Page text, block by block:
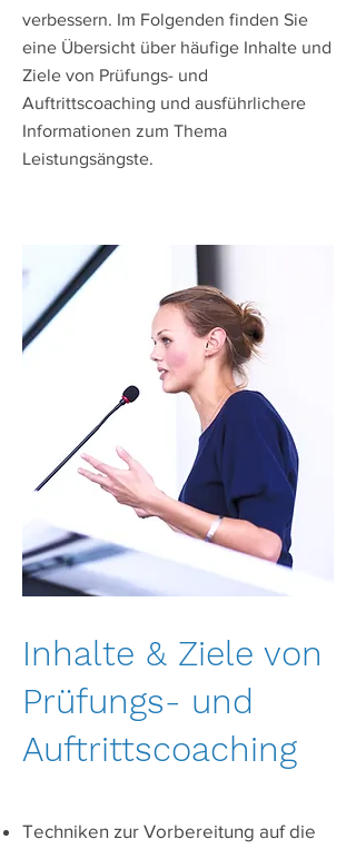
verbessern. Im Folgenden finden Sie
eine Übersicht über häufige Inhalte und
Ziele von Prüfungs- und
Auftrittscoaching und ausführlichere
Informationen zum Thema
Leistungsängste.
​Inhalte & Ziele von
Prüfungs- und
Auftrittscoaching
Techniken zur Vorbereitung auf die